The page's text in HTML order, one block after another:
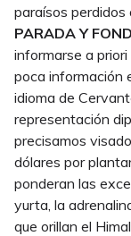
paraísos perdidos
PARADA Y
informarse a
poca información
idioma de
representación
precisamos
dólares por
ponderan las
yurta, la
que orillan el